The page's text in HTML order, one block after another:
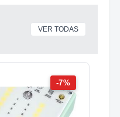
VER TODAS
-7%